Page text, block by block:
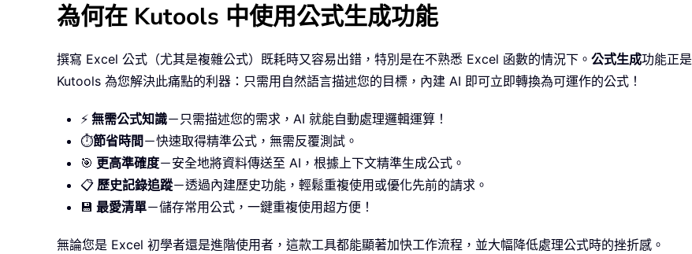
為何在 Kutools 中使用公式生成功能
撰寫 Excel 公式（尤其是複雜公式）既耗時又容易出錯，特別是在不熟悉 Excel 函數的情況下。 公式生成功能正是
Kutools 為您解決此痛點的利器：只需用自然語言描述您的目標，內建 AI 即可立即轉換為可運作的公式！
⚡ 無需公式知識－只需描述您的需求，AI 就能自動處理邏輯運算！
⏱️節省時間 －快速取得精準公式，無需反覆測試。
🎯 更高準確度－安全地將資料傳送至 AI，根據上下文精準生成公式。
📋 歷史記錄追蹤－透過內建歷史功能，輕鬆重複使用或優化先前的請求。
💾 最愛清單－儲存常用公式，一鍵重複使用超方便！
無論您是 Excel 初學者還是進階使用者，這款工具都能顯著加快工作流程，並大幅降低處理公式時的挫折感。